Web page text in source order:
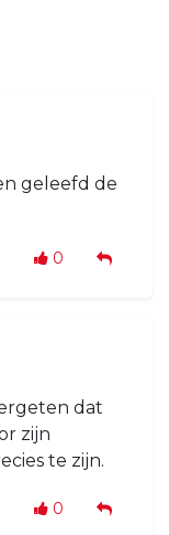
geleefd de
0
dat
zijn
te zijn.
0